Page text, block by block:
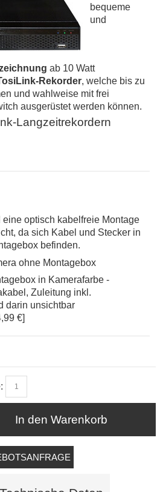
bequeme
und
ab 10 Watt
Rekorder, welche bis zu
und wahlweise mit frei
ausgerüstet werden können.
Langzeitrekordern
eine optisch kabelfreie Montage
da sich Kabel und Stecker in
befinden.
ohne Montagebox
in Kamerafarbe -
Zuleitung inkl.
darin unsichtbar
€]
In den Warenkorb